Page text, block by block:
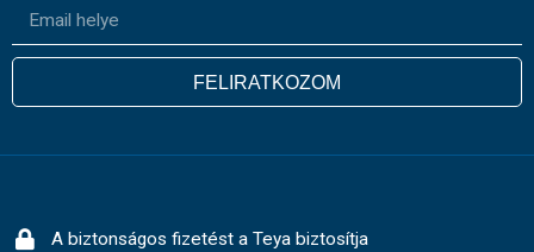
FELIRATKOZOM
A biztonságos fizetést a Teya biztosítja